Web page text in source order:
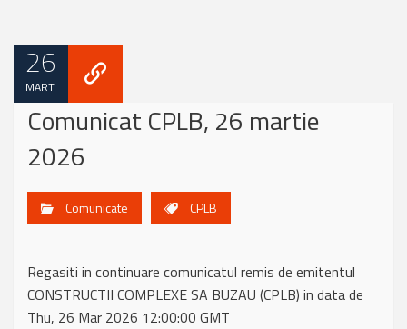
26
MART.
Comunicat CPLB, 26 martie
2026
Comunicate CPLB
Regasiti in continuare comunicatul remis de emitentul
CONSTRUCTII COMPLEXE SA BUZAU (CPLB) in data de
Thu, 26 Mar 2026 12:00:00 GMT